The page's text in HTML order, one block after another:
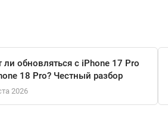
ли обновляться с iPhone 17 Pro
18 Pro? Честный разбор
2026